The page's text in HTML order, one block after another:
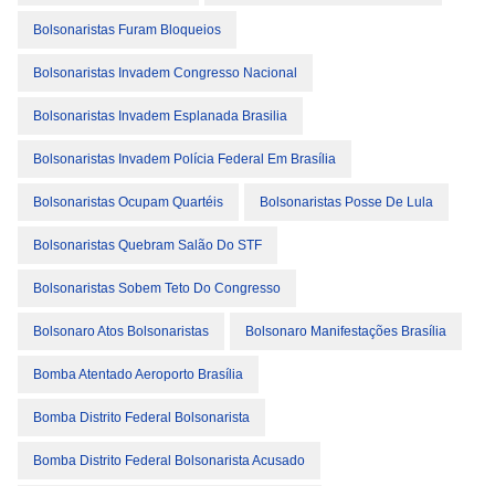
Bolsonaristas Furam Bloqueios
Bolsonaristas Invadem Congresso Nacional
Bolsonaristas Invadem Esplanada Brasilia
Bolsonaristas Invadem Polícia Federal Em Brasília
Bolsonaristas Ocupam Quartéis Bolsonaristas Posse De Lula
Bolsonaristas Quebram Salão Do STF
Bolsonaristas Sobem Teto Do Congresso
Bolsonaro Atos Bolsonaristas Bolsonaro Manifestações Brasília
Bomba Atentado Aeroporto Brasília
Bomba Distrito Federal Bolsonarista
Bomba Distrito Federal Bolsonarista Acusado